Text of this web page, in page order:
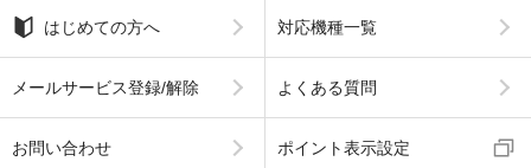
はじめての方へ 対応機種一覧
メールサービス登録/解除 よくある質問
お問い合わせ ポイント表示設定